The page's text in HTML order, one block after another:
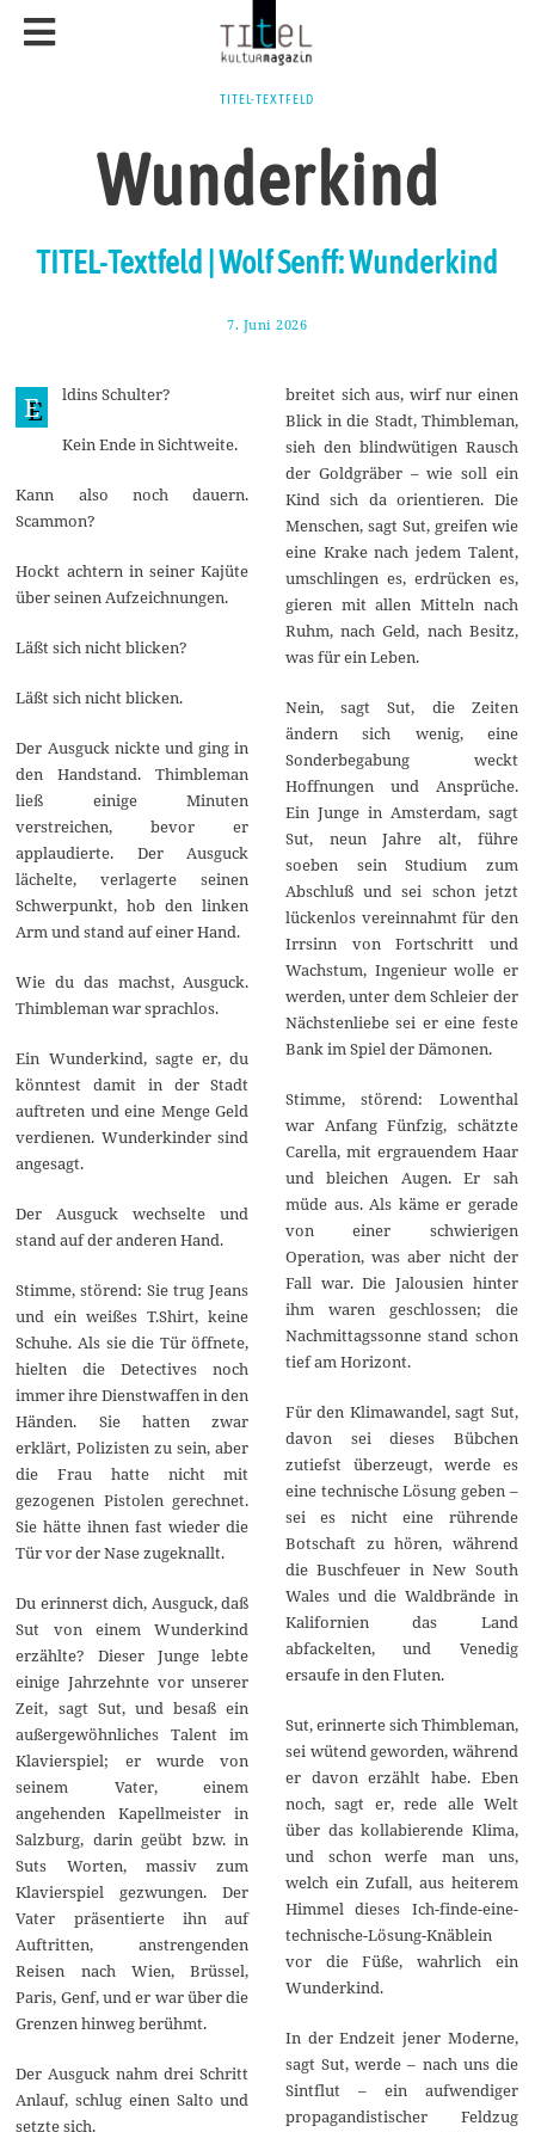
TITEL-TEXTFELD
Wunderkind
TITEL-Textfeld | Wolf Senff: Wunderkind
7. Juni 2026
u
n
i
2
0
2
6
E ldins Schulter?
Kein Ende in Sichtweite.
Kann also noch dauern.
Scammon?
Hockt achtern in seiner Kajüte
über seinen Aufzeichnungen.
Läßt sich nicht blicken?
Läßt sich nicht blicken.
Der Ausguck nickte und ging in
den Handstand. Thimbleman
ließ einige Minuten
verstreichen, bevor er
applaudierte. Der Ausguck
lächelte, verlagerte seinen
Schwerpunkt, hob den linken
Arm und stand auf einer Hand.
Wie du das machst, Ausguck.
Thimbleman war sprachlos.
Ein Wunderkind, sagte er, du
könntest damit in der Stadt
auftreten und eine Menge Geld
verdienen. Wunderkinder sind
angesagt.
Der Ausguck wechselte und
stand auf der anderen Hand.
Stimme, störend: Sie trug Jeans
und ein weißes T.Shirt, keine
Schuhe. Als sie die Tür öffnete,
hielten die Detectives noch
immer ihre Dienstwaffen in den
Händen. Sie hatten zwar
erklärt, Polizisten zu sein, aber
die Frau hatte nicht mit
gezogenen Pistolen gerechnet.
Sie hätte ihnen fast wieder die
Tür vor der Nase zugeknallt.
Du erinnerst dich, Ausguck, daß
Sut von einem Wunderkind
erzählte? Dieser Junge lebte
einige Jahrzehnte vor unserer
Zeit, sagt Sut, und besaß ein
außergewöhnliches Talent im
Klavierspiel; er wurde von
seinem Vater, einem
angehenden Kapellmeister in
Salzburg, darin geübt bzw. in
Suts Worten, massiv zum
Klavierspiel gezwungen. Der
Vater präsentierte ihn auf
Auftritten, anstrengenden
Reisen nach Wien, Brüssel,
Paris, Genf, und er war über die
Grenzen hinweg berühmt.
Der Ausguck nahm drei Schritt
Anlauf, schlug einen Salto und
setzte sich.
breitet sich aus, wirf nur einen
Blick in die Stadt, Thimbleman,
sieh den blindwütigen Rausch
der Goldgräber – wie soll ein
Kind sich da orientieren. Die
Menschen, sagt Sut, greifen wie
eine Krake nach jedem Talent,
umschlingen es, erdrücken es,
gieren mit allen Mitteln nach
Ruhm, nach Geld, nach Besitz,
was für ein Leben.
Nein, sagt Sut, die Zeiten
ändern sich wenig, eine
Sonderbegabung weckt
Hoffnungen und Ansprüche.
Ein Junge in Amsterdam, sagt
Sut, neun Jahre alt, führe
soeben sein Studium zum
Abschluß und sei schon jetzt
lückenlos vereinnahmt für den
Irrsinn von Fortschritt und
Wachstum, Ingenieur wolle er
werden, unter dem Schleier der
Nächstenliebe sei er eine feste
Bank im Spiel der Dämonen.
Stimme, störend: Lowenthal
war Anfang Fünfzig, schätzte
Carella, mit ergrauendem Haar
und bleichen Augen. Er sah
müde aus. Als käme er gerade
von einer schwierigen
Operation, was aber nicht der
Fall war. Die Jalousien hinter
ihm waren geschlossen; die
Nachmittagssonne stand schon
tief am Horizont.
Für den Klimawandel, sagt Sut,
davon sei dieses Bübchen
zutiefst überzeugt, werde es
eine technische Lösung geben –
sei es nicht eine rührende
Botschaft zu hören, während
die Buschfeuer in New South
Wales und die Waldbrände in
Kalifornien das Land
abfackelten, und Venedig
ersaufe in den Fluten.
Sut, erinnerte sich Thimbleman,
sei wütend geworden, während
er davon erzählt habe. Eben
noch, sagt er, rede alle Welt
über das kollabierende Klima,
und schon werfe man uns,
welch ein Zufall, aus heiterem
Himmel dieses Ich-finde-eine-
technische-Lösung-Knäblein
vor die Füße, wahrlich ein
Wunderkind.
In der Endzeit jener Moderne,
sagt Sut, werde – nach uns die
Sintflut – ein aufwendiger
propagandistischer Feldzug